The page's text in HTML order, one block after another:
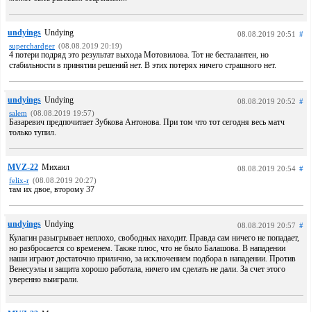
undyings Undying 08.08.2019 20:51
#
superchardger (08.08.2019 20:19)
4 потери подряд это результат выхода Мотовилова. Тот не бесталантен, но
стабильности в принятии решений нет. В этих потерях ничего страшного нет.
undyings Undying 08.08.2019 20:52 #
salem (08.08.2019 19:57)
Базаревич предпочитает Зубкова Антонова. При том что тот сегодня весь матч
только тупил.
MVZ-22 Михаил 08.08.2019 20:54 #
felix-r (08.08.2019 20:27)
там их двое, второму 37
undyings Undying 08.08.2019 20:57 #
Кулагин разыгрывает неплохо, свободных находит. Правда сам ничего не попадает,
но разбросается со временем. Также плюс, что не было Балашова. В нападении
наши играют достаточно прилично, за исключением подбора в нападении. Против
Венесуэлы и защита хорошо работала, ничего им сделать не дали. За счет этого
уверенно выиграли.